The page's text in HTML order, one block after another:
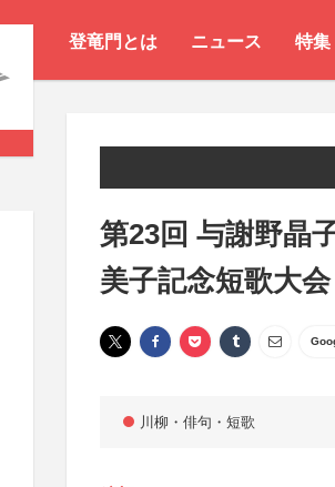
登竜門とは ニュース 特集
第23回 与謝野晶
美子記念短歌大会
川柳・俳句・短歌